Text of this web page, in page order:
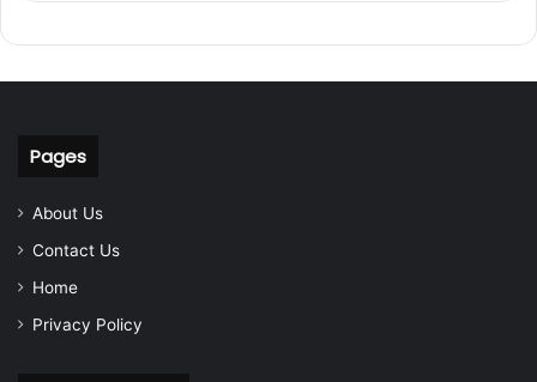
Pages
About Us
Contact Us
Home
Privacy Policy